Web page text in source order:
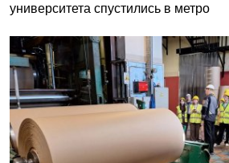
университета спустились в метро